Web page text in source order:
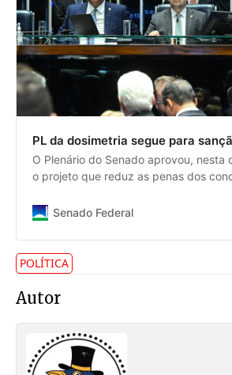
PL da dosimetria segue para
O Plenário do Senado aprovou, nesta
o projeto que reduz as penas dos
2023 (PL 2.162/2023 ). Foram 48
Marcelo Crivella (Republicanos-RS) e
senador Esperidião Amin (PP-SC), a
agora para a sanção da Presidência
Senado Federal
POLÍTICA
Autor